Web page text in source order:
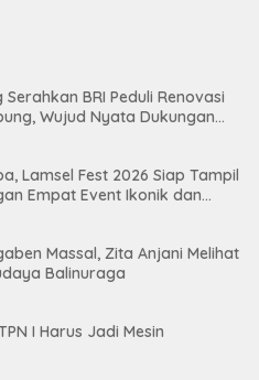
Serahkan BRI Peduli Renovasi
Wujud Nyata Dukungan
Lamsel Fest 2026 Siap Tampil
Empat Event Ikonik dan
Massal, Zita Anjani Melihat
Balinuraga
I Harus Jadi Mesin